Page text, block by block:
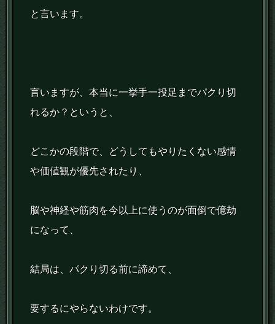
と言います。
言いますが、本当に一挙手一投足までパクり切
れるか？というと、
どこかの段階で、どうしてもやりたくない感情
や価値観が優先されたり、
脳や神経や筋肉を今以上に使うのが面倒で億劫
になって、
結局は、パクり切る前に諦めて、
要するにやらないわけです。